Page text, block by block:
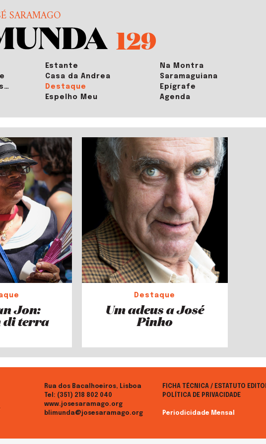
SARAMAGO
129
Estante
Casa da Andrea
Destaque
Espelho Meu
Na Montra
Saramaguiana
Epígrafe
Agenda
Jon:
di terra
Destaque
Um adeus a José
Pinho
Rua dos Bacalhoeiros, Lisboa
Tel: (351) 218 802 040
www.josesaramago.org
blimunda@josesaramago.org
FICHA TÉCNICA / ESTATUTO
POLÍTICA DE PRIVACIDADE
Periodicidade Mensal